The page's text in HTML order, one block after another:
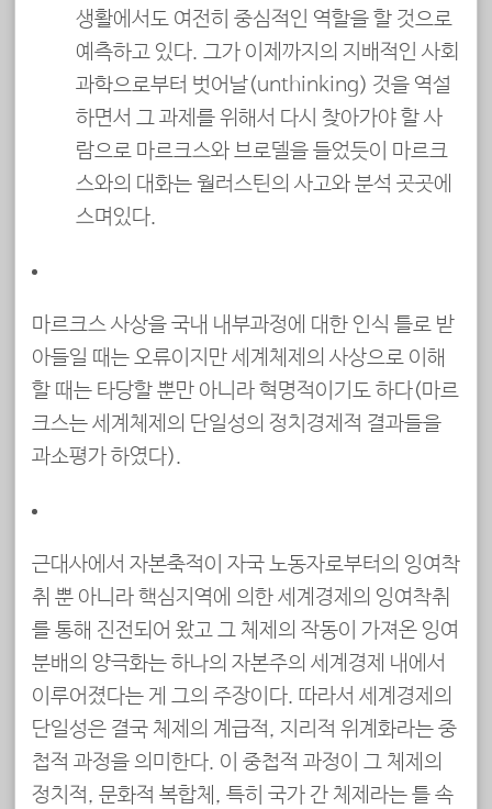
생활에서도 여전히 중심적인 역할을 할 것으로
예측하고 있다. 그가 이제까지의 지배적인 사회
과학으로부터 벗어날(unthinking) 것을 역설
하면서 그 과제를 위해서 다시 찾아가야 할 사
람으로 마르크스와 브로델을 들었듯이 마르크
스와의 대화는 월러스틴의 사고와 분석 곳곳에
스며있다.
마르크스 사상을 국내 내부과정에 대한 인식 틀로 받
아들일 때는 오류이지만 세계체제의 사상으로 이해
할 때는 타당할 뿐만 아니라 혁명적이기도 하다(마르
크스는 세계체제의 단일성의 정치경제적 결과들을
과소평가 하였다).
근대사에서 자본축적이 자국 노동자로부터의 잉여착
취 뿐 아니라 핵심지역에 의한 세계경제의 잉여착취
를 통해 진전되어 왔고 그 체제의 작동이 가져온 잉여
분배의 양극화는 하나의 자본주의 세계경제 내에서
이루어졌다는 게 그의 주장이다. 따라서 세계경제의
단일성은 결국 체제의 계급적, 지리적 위계화라는 중
첩적 과정을 의미한다. 이 중첩적 과정이 그 체제의
정치적, 문화적 복합체, 특히 국가 간 체제라는 틀 속